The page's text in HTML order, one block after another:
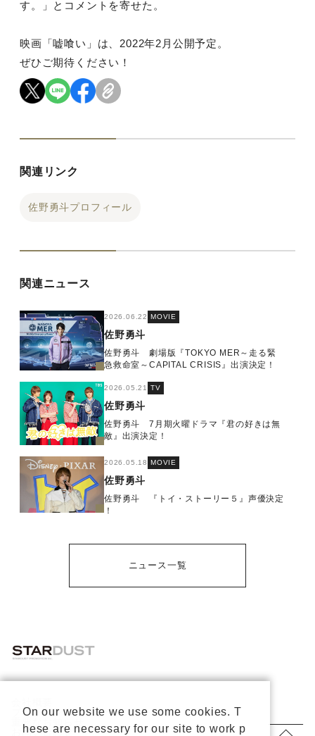
す。」とコメントを寄せた。
映画「嘘喰い」は、2022年2月公開予定。
ぜひご期待ください！
関連リンク
佐野勇斗プロフィール
関連ニュース
2026.06.22 MOVIE
佐野勇斗
佐野勇斗 劇場版『TOKYO MER～走る緊
急救命室～CAPITAL CRISIS』出演決定！
2026.05.21 TV
佐野勇斗
佐野勇斗 7月期火曜ドラマ『君の好きは無
敵』出演決定！
2026.05.18 MOVIE
佐野勇斗
佐野勇斗 『トイ・ストーリー５』声優決定
！
ニュース一覧
プライバシーポリシー
重要なお知らせ
お問い合わせ
On our website we use some cookies. T
hese are necessary for our site to work p